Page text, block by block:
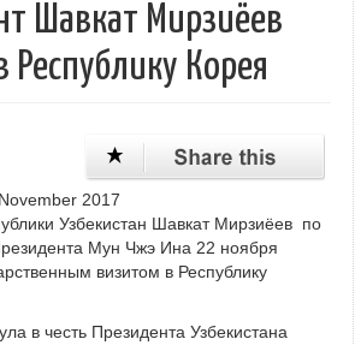
Шавкат Мирзиёев
Корея
2017
Узбекистан Шавкат Мирзиёев по
Мун Чжэ Ина 22 ноября
визитом в Республику
в честь Президента Узбекистана